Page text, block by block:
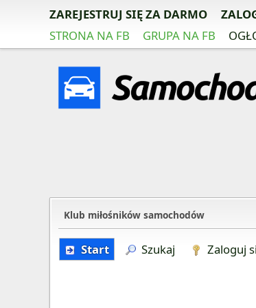
ZAREJESTRUJ SIĘ ZA DARMO
STRONA NA FB
GRUPA NA FB
Klub miłośników samochodów
Start Szukaj Zaloguj